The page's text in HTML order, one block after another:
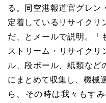
る。同空港報道官グレン
定着しているリサイクリ
だ、とメールで説明。「
ストリーム・リサイクリ
ル、段ボール、紙類など
にまとめて収集し、機械
ら、その時は我々もす